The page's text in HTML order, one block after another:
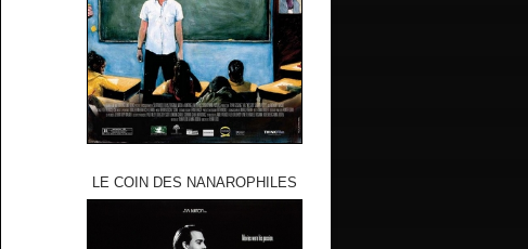
LE COIN DES NANAROPHILES